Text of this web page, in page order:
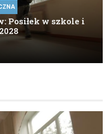
Posiłek w szkole i